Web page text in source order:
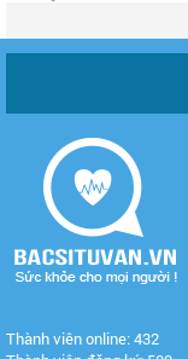
Thành viên online: 432